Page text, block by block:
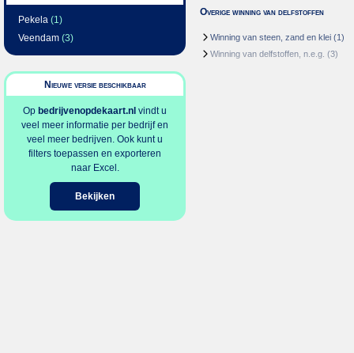
Pekela (1)
Veendam (3)
Nieuwe versie beschikbaar
Op bedrijvenopdekaart.nl vindt u
veel meer informatie per bedrijf en
veel meer bedrijven. Ook kunt u
filters toepassen en exporteren
naar Excel.
Bekijken
Overige winning van delfstoffen
Winning van steen, zand en klei (1)
Winning van delfstoffen, n.e.g. (3)